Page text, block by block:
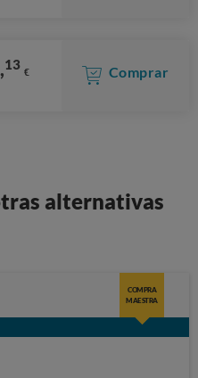
13 € Comprar
alternativas
COMPRA
MAESTRA